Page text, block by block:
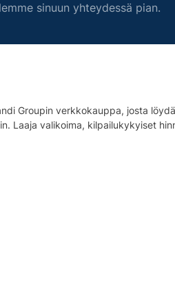
sinuun yhteydessä pian.
Groupin verkkokauppa, josta
Laaja valikoima, kilpailukykyiset